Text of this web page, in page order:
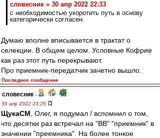
словесник » 30 апр 2022 22:33
с необходимостью укоротить путь в основу
категорически согласен.
Думаю вполне вписывается в трактат о
селекции. В общем целом. Условные Кофрие
как раз этот путь перекрывают.
Про приемник-передатчик зачетно вышло.
Последнее сообщение
словесник -
30 апр 2022 23:25
ЩукаСМ , Олег, я подумал / вспомнил о том,
что десятки раз встречал на "ВВ" "приемник" в
значении "преемника". На более тонкое